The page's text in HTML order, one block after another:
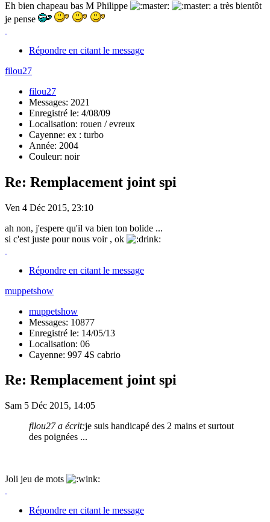
Eh bien chapeau bas M Philippe
a très bientôt
je pense
Répondre en citant le message
filou27
filou27
Messages: 2021
Enregistré le: 4/08/09
Localisation: rouen / evreux
Cayenne: ex : turbo
Année: 2004
Couleur: noir
Re: Remplacement joint spi
Ven 4 Déc 2015, 23:10
ah non, j'espere qu'il va bien ton bolide ...
si c'est juste pour nous voir , ok
Répondre en citant le message
muppetshow
muppetshow
Messages: 10877
Enregistré le: 14/05/13
Localisation: 06
Cayenne: 997 4S cabrio
Re: Remplacement joint spi
Sam 5 Déc 2015, 14:05
filou27 a écrit:je suis handicapé des 2 mains et surtout
des poignées ...
Joli jeu de mots
Répondre en citant le message